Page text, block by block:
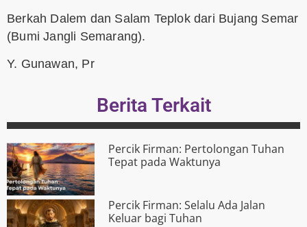
Berkah Dalem dan Salam Teplok dari Bujang Semar
(Bumi Jangli Semarang).
Y. Gunawan, Pr
Berita Terkait
Percik Firman: Pertolongan Tuhan
Tepat pada Waktunya
Percik Firman: Selalu Ada Jalan
Keluar bagi Tuhan